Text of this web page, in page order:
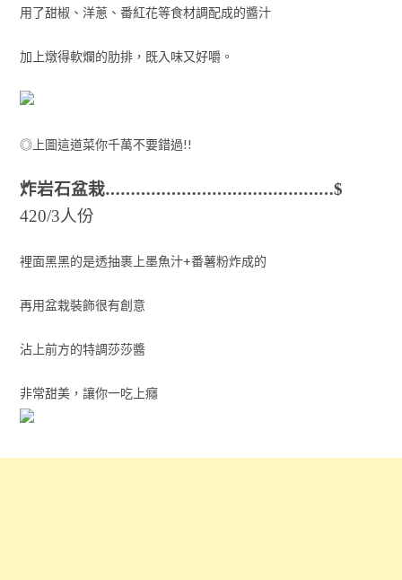
用了甜椒、洋蔥、番紅花等食材調配成的醬汁
加上燉得軟爛的肋排，既入味又好嚼。
◎上圖這道菜你千萬不要錯過!!
炸岩石盆栽………………………………………$
420/3人份
裡面黑黑的是透抽裹上墨魚汁+番薯粉炸成的
再用盆栽裝飾很有創意
沾上前方的特調莎莎醬
非常甜美，讓你一吃上癮